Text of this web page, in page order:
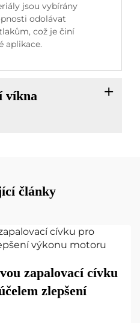
jsou vybírány
odolávat
což je činí
aplikace.
víkna
články
zapalovací cívku
zlepšení